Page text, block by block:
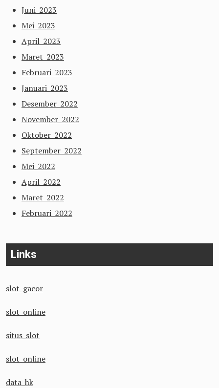
Juni 2023
Mei 2023
April 2023
Maret 2023
Februari 2023
Januari 2023
Desember 2022
November 2022
Oktober 2022
September 2022
Mei 2022
April 2022
Maret 2022
Februari 2022
Links
slot gacor
slot online
situs slot
slot online
data hk